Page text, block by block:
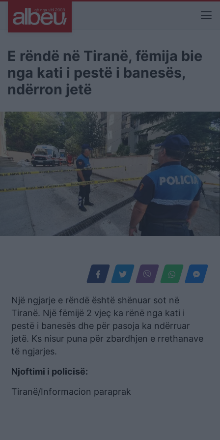
E rëndë në Tiranë, fëmija bie
nga kati i pestë i banesës,
ndërron jetë
Një ngjarje e rëndë është shënuar sot në
Tiranë. Një fëmijë 2 vjeç ka rënë nga kati i
pestë i banesës dhe për pasoja ka ndërruar
jetë. Ks nisur puna për zbardhjen e rrethanave
të ngjarjes.
Njoftimi i policisë:
Tiranë/Informacion paraprak